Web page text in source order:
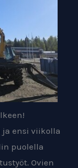
ensi viikolla
puolella
Ovien